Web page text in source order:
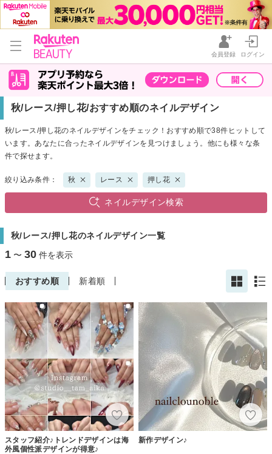
会員登録 ログイン
秋/レース/押し花/おすすめ順のネイルデザイン
秋/レース/押し花のネイルデザインをチェック！おすすめ順で38件ヒットして
います。あなたに合ったネイルデザインを見つけましょう。他にも様々な条
件で探せます。
絞り込み条件： 秋 レース 押し花
ネイルデザイン検索
秋/レース/押し花のネイルデザイン一覧
1 〜 30 件を表示
おすすめ順 新着順
スタッフ紹介♪トレンドデザインは海
外風個性派デザインが得意♪
新作デザイン♪